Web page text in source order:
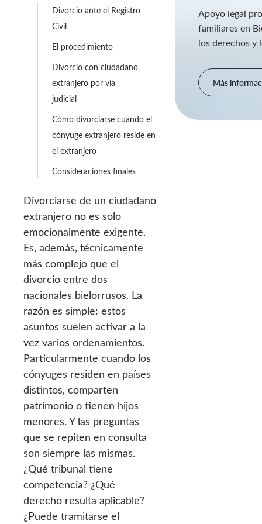
Divorcio ante el Registro
Civil
El procedimiento
Divorcio con ciudadano
extranjero por vía
judicial
Cómo divorciarse cuando el
cónyuge extranjero reside en
el extranjero
Consideraciones finales
Divorciarse de un ciudadano
extranjero no es solo
emocionalmente exigente.
Es, además, técnicamente
más complejo que el
divorcio entre dos
nacionales bielorrusos. La
razón es simple: estos
asuntos suelen activar a la
vez varios ordenamientos.
Particularmente cuando los
cónyuges residen en países
distintos, comparten
patrimonio o tienen hijos
menores. Y las preguntas
que se repiten en consulta
son siempre las mismas.
¿Qué tribunal tiene
competencia? ¿Qué
derecho resulta aplicable?
¿Puede tramitarse el
Apoyo legal
familiares en
los derechos y
Más